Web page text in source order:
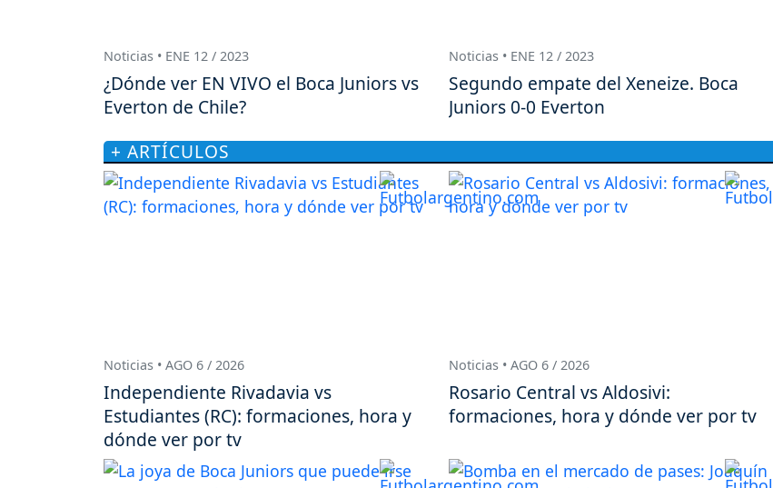
Noticias • ENE 12 / 2023
¿Dónde ver EN VIVO el Boca Juniors vs
Everton de Chile?
Noticias • ENE 12 / 2023
Segundo empate del Xeneize. Boca
Juniors 0-0 Everton
+ ARTÍCULOS
Noticias • AGO 6 / 2026
Independiente Rivadavia vs
Estudiantes (RC): formaciones, hora y
dónde ver por tv
Noticias • AGO 6 / 2026
Rosario Central vs Aldosivi:
formaciones, hora y dónde ver por tv